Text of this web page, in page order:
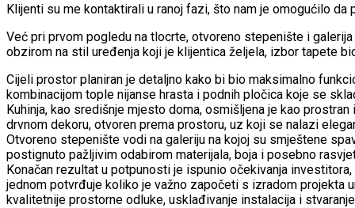
Klijenti su me kontaktirali u ranoj fazi, što nam je omogućilo
Već pri prvom pogledu na tlocrte, otvoreno stepenište i
obzirom na stil uređenja koji je klijentica željela, izbor tapete
Cijeli prostor planiran je detaljno kako bi bio maksimalno
kombinacijom tople nijanse hrasta i podnih pločica koje se
Kuhinja, kao središnje mjesto doma, osmišljena je kao
drvnom dekoru, otvoren prema prostoru, uz koji se nalazi
Otvoreno stepenište vodi na galeriju na kojoj su smještene
postignuto pažljivim odabirom materijala, boja i posebno
Konačan rezultat u potpunosti je ispunio očekivanja
jednom potvrđuje koliko je važno započeti s izradom projekta
kvalitetnije prostorne odluke, usklađivanje instalacija i